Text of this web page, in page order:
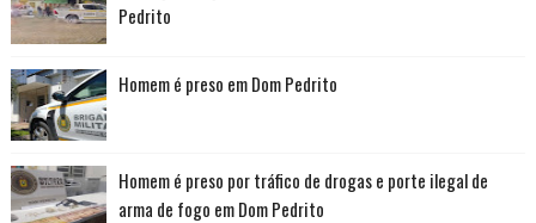
Pedrito
Homem é preso em Dom Pedrito
Homem é preso por tráfico de drogas e porte ilegal de
arma de fogo em Dom Pedrito